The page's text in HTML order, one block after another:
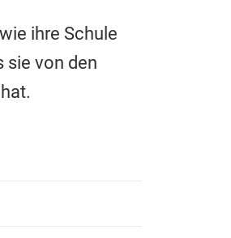
ihre Schule
sie von den